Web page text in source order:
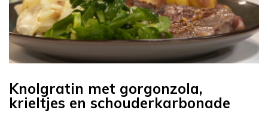
Knolgratin met gorgonzola,
krieltjes en schouderkarbonade